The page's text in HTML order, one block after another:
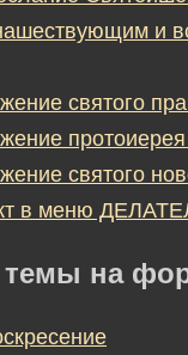
и
святого
святого
в меню
на